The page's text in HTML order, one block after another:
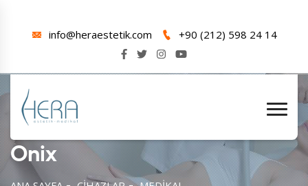
info@heraestetik.com +90 (212) 598 24 14
Onix